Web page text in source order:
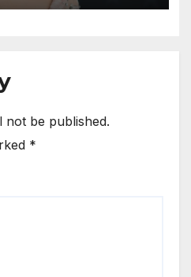
not be published.
*